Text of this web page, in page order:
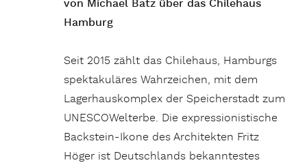
von Michael Batz über das Chilehaus
Hamburg
Seit 2015 zählt das Chilehaus, Hamburgs
spektakuläres Wahrzeichen, mit dem
Lagerhauskomplex der Speicherstadt zum
UNESCOWelterbe. Die expressionistische
Backstein-Ikone des Architekten Fritz
Höger ist Deutschlands bekanntestes